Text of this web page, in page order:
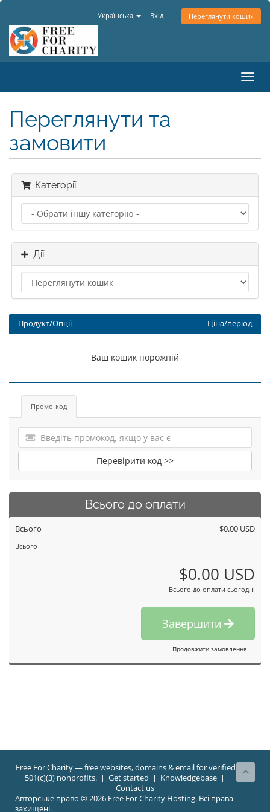
Українська Вхід Переглянути кошик
Переглянути та
замовити
Категорії
Дії
Продукт/Опції Ціна/період
Ваш кошик порожній
Промо-код
Перевірити код >>
Всього до оплати
Всього $0.00 USD
Всього
$0.00 USD
Всього до оплати сьогодні
Завершити
Продовжити замовлення
Free For Charity— free websites, domains & email for verified
501(c)(3) nonprofits. | Get started | Knowledgebase |
Contact us
Авторське право © 2026 Free For Charity Hosting. Всі права
захищені.